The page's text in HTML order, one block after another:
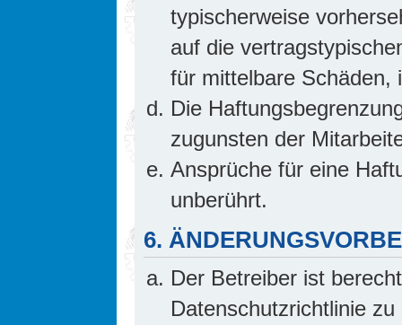
typischerweise
auf die
für mittelbare Schäden,
Die
zugunsten der
Ansprüche für eine
unberührt.
6.
Der Betreiber ist
Datenschutzrichtlinie